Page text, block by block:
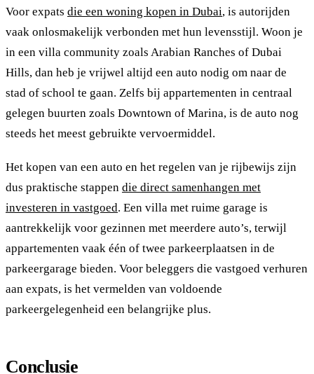
Voor expats die een woning kopen in Dubai, is autorijden
vaak onlosmakelijk verbonden met hun levensstijl. Woon je
in een villa community zoals Arabian Ranches of Dubai
Hills, dan heb je vrijwel altijd een auto nodig om naar de
stad of school te gaan. Zelfs bij appartementen in centraal
gelegen buurten zoals Downtown of Marina, is de auto nog
steeds het meest gebruikte vervoermiddel.
Het kopen van een auto en het regelen van je rijbewijs zijn
dus praktische stappen die direct samenhangen met
investeren in vastgoed. Een villa met ruime garage is
aantrekkelijk voor gezinnen met meerdere auto’s, terwijl
appartementen vaak één of twee parkeerplaatsen in de
parkeergarage bieden. Voor beleggers die vastgoed verhuren
aan expats, is het vermelden van voldoende
parkeergelegenheid een belangrijke plus.
Conclusie